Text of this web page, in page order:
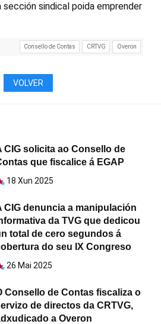
sindical poida emprender
Consello de Contas CRTVG Overon
VOLVER
CIG solicita ao Consello de
que fiscalice á EGAP
18 Xun 2025
CIG denuncia a manipulación
da TVG que dedicou
total de cero segundos á
do seu IX Congreso
26 Mai 2025
Consello de Contas fiscaliza o
de directos da CRTVG,
a Overon